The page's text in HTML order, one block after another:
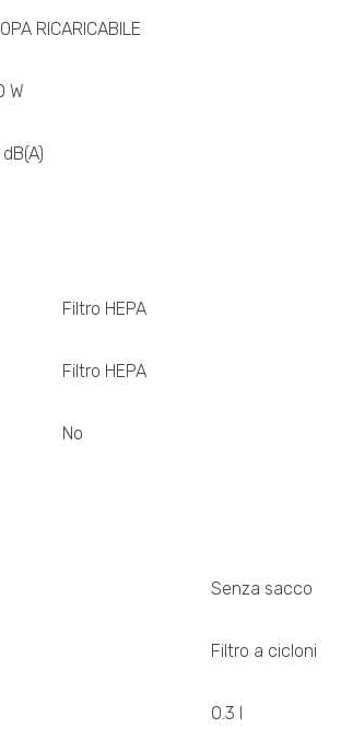
RICARICABILE
W
Filtro HEPA
Filtro HEPA
No
Senza sacco
Filtro a cicloni
0.3 l